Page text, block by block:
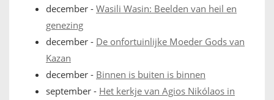
december - Wasili Wasin: Beelden van heil en
genezing
december - De onfortuinlijke Moeder Gods van
Kazan
december - Binnen is buiten is binnen
september - Het kerkje van Agios Nikólaos in